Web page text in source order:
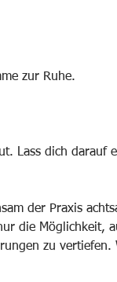
zur Ruhe.
Lass dich darauf
der Praxis
die Möglichkeit,
zu vertiefen.